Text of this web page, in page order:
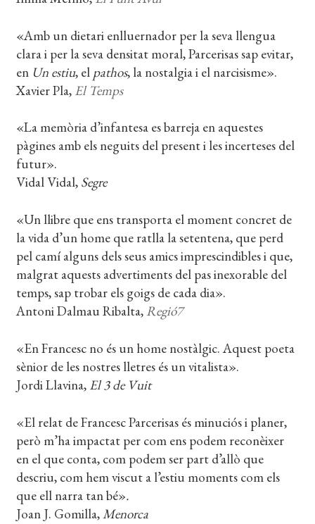
«Amb un dietari enlluernador per la seva llengua
clara i per la seva densitat moral, Parcerisas sap evitar,
en Un estiu, el pathos, la nostalgia i el narcisisme».
Xavier Pla, El Temps
«La memòria d’infantesa es barreja en aquestes
pàgines amb els neguits del present i les incerteses del
futur».
Vidal Vidal, Segre
«Un llibre que ens transporta el moment concret de
la vida d’un home que ratlla la setentena, que perd
pel camí alguns dels seus amics imprescindibles i que,
malgrat aquests advertiments del pas inexorable del
temps, sap trobar els goigs de cada dia».
Antoni Dalmau Ribalta, Regió7
«En Francesc no és un home nostàlgic. Aquest poeta
sènior de les nostres lletres és un vitalista».
Jordi Llavina, El 3 de Vuit
«El relat de Francesc Parcerisas és minuciós i planer,
però m’ha impactat per com ens podem reconèixer
en el que conta, com podem ser part d’allò que
descriu, com hem viscut a l’estiu moments com els
que ell narra tan bé».
Joan J. Gomilla,Menorca